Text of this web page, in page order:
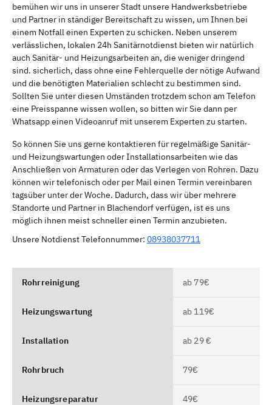
bemühen wir uns in unserer Stadt unsere Handwerksbetriebe
und Partner in ständiger Bereitschaft zu wissen, um Ihnen bei
einem Notfall einen Experten zu schicken. Neben unserem
verlässlichen, lokalen 24h Sanitärnotdienst bieten wir natürlich
auch Sanitär- und Heizungsarbeiten an, die weniger dringend
sind. sicherlich, dass ohne eine Fehlerquelle der nötige Aufwand
und die benötigten Materialien schlecht zu bestimmen sind.
Sollten Sie unter diesen Umständen trotzdem schon am Telefon
eine Preisspanne wissen wollen, so bitten wir Sie dann per
Whatsapp einen Videoanruf mit unserem Experten zu starten.
So können Sie uns gerne kontaktieren für regelmäßige Sanitär-
und Heizungswartungen oder Installationsarbeiten wie das
Anschließen von Armaturen oder das Verlegen von Rohren. Dazu
können wir telefonisch oder per Mail einen Termin vereinbaren
tagsüber unter der Woche. Dadurch, dass wir über mehrere
Standorte und Partner in Blachendorf verfügen, ist es uns
möglich ihnen meist schneller einen Termin anzubieten.
Unsere Notdienst Telefonnummer: 08938037711
Rohrreinigung ab 79€
Heizungswartung ab 119€
Installation ab 29 €
Rohrbruch 79€
Heizungsreparatur 49€